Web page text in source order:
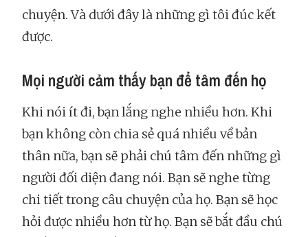
chuyện. Và dưới đây là những gì tôi đúc kết
được.
Mọi người cảm thấy bạn để tâm đến họ
Khi nói ít đi, bạn lắng nghe nhiều hơn. Khi
bạn không còn chia sẻ quá nhiều về bản
thân nữa, bạn sẽ phải chú tâm đến những gì
người đối diện đang nói. Bạn sẽ nghe từng
chi tiết trong câu chuyện của họ. Bạn sẽ học
hỏi được nhiều hơn từ họ. Bạn sẽ bắt đầu chú